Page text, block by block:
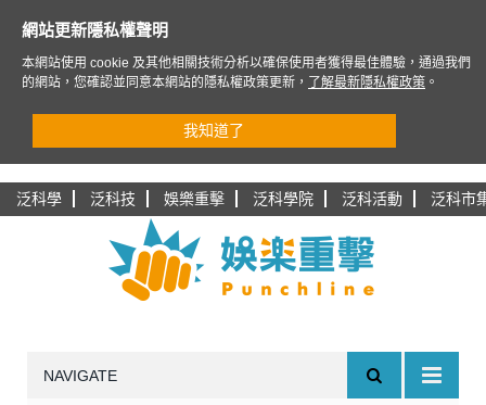
泛科學 泛科技 娛樂重擊 泛科學院 泛科活動 泛科市
NAVIGATE
網站更新隱私權聲明
本網站使用 cookie 及其他相關技術分析以確保使用者獲得最佳體驗，通過我們
的網站，您確認並同意本網站的隱私權政策更新，
了解最新隱私權政策 。
我知道了